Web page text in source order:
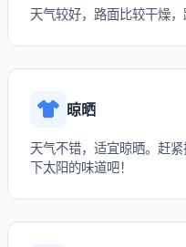
天气较好，路面比较干燥，
晾晒
天气不错，适宜晾晒。赶
下太阳的味道吧！